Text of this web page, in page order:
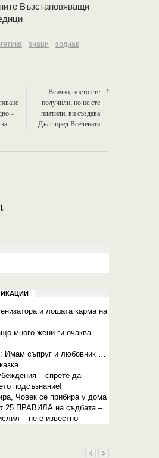
Възстановяващи
знаци зодиак
–
Всичко, което сте
получили, но не сте
платили, ви създава
Дълг пред Вселената
и лошата карма на
много жени ги очаква
Имам съпруг и любовник …
…
– спрете да
подсъзнание!
Човек се прибира у дома
25 ПРАВИЛА на съдбата –
– не е известно